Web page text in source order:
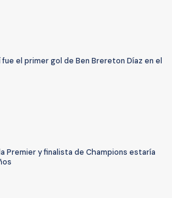
fue el primer gol de Ben Brereton Díaz en el
Premier y finalista de Champions estaría